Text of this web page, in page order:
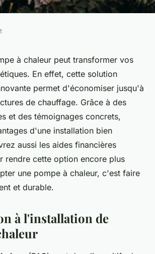
pac (pompe à
jusqu'à
•12 min de lecture
à chaleur peut transformer vos
En effet, cette solution
permet d'économiser jusqu'à
de chauffage. Grâce à des
et des témoignages concrets,
d'une installation bien
aussi les aides financières
rendre cette option encore plus
une pompe à chaleur, c'est faire
et durable.
à l'installation de